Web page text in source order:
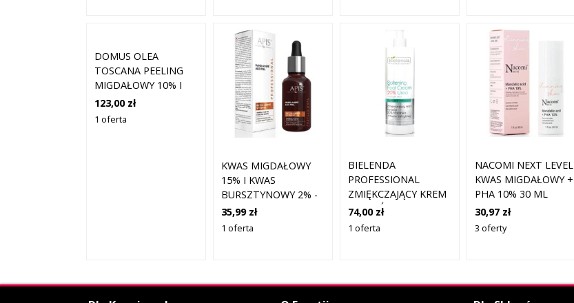
DOMUS OLEA
TOSCANA PEELING
MIGDAŁOWY 10% I
KWAS MLEKOWY 10%
30 ML
123,00 zł
1 oferta
KWAS MIGDAŁOWY
15% I KWAS
BURSZTYNOWY 2% -
APIS RETIN-AMBRE
SYNERGY - MAND-
35,99 zł
1 oferta
BIELENDA
PROFESSIONAL
ZMIĘKCZAJĄCY KREM
DO STÓP 20%
MOCZNIKA + KWAS
74,00 zł
1 oferta
NACOMI NEXT LEVEL
KWAS MIGDAŁOWY +
PHA 10% 30 ML
30,97 zł
3 oferty